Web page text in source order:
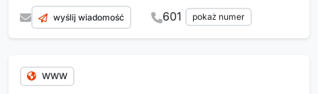
wyślij wiadomość 601 pokaż numer
WWW